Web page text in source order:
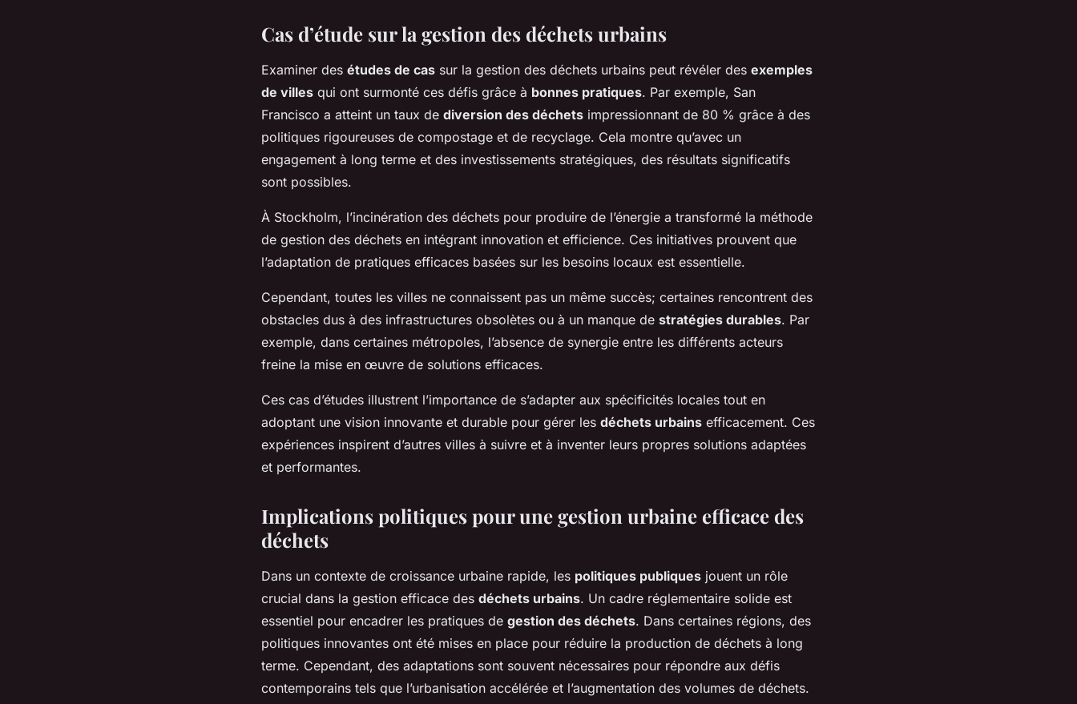
Cas d’étude sur la gestion des déchets urbains
Examiner des études de cas sur la gestion des déchets urbains peut révéler des exemples
de villes qui ont surmonté ces défis grâce à bonnes pratiques. Par exemple, San
Francisco a atteint un taux de diversion des déchets impressionnant de 80 % grâce à des
politiques rigoureuses de compostage et de recyclage. Cela montre qu’avec un
engagement à long terme et des investissements stratégiques, des résultats significatifs
sont possibles.
À Stockholm, l’incinération des déchets pour produire de l’énergie a transformé la méthode
de gestion des déchets en intégrant innovation et efficience. Ces initiatives prouvent que
l’adaptation de pratiques efficaces basées sur les besoins locaux est essentielle.
Cependant, toutes les villes ne connaissent pas un même succès; certaines rencontrent des
obstacles dus à des infrastructures obsolètes ou à un manque de stratégies durables. Par
exemple, dans certaines métropoles, l’absence de synergie entre les différents acteurs
freine la mise en œuvre de solutions efficaces.
Ces cas d’études illustrent l’importance de s’adapter aux spécificités locales tout en
adoptant une vision innovante et durable pour gérer les déchets urbains efficacement. Ces
expériences inspirent d’autres villes à suivre et à inventer leurs propres solutions adaptées
et performantes.
Implications politiques pour une gestion urbaine efficace des
déchets
Dans un contexte de croissance urbaine rapide, les politiques publiques jouent un rôle
crucial dans la gestion efficace des déchets urbains. Un cadre réglementaire solide est
essentiel pour encadrer les pratiques de gestion des déchets. Dans certaines régions, des
politiques innovantes ont été mises en place pour réduire la production de déchets à long
terme. Cependant, des adaptations sont souvent nécessaires pour répondre aux défis
contemporains tels que l’urbanisation accélérée et l’augmentation des volumes de déchets.